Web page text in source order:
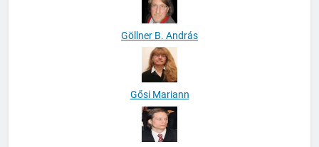
Göllner B. András
Gősi Mariann